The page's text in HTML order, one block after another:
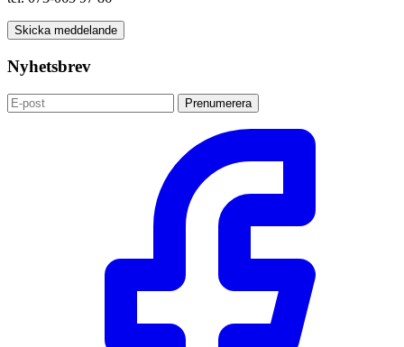
Skicka meddelande
Nyhetsbrev
Prenumerera